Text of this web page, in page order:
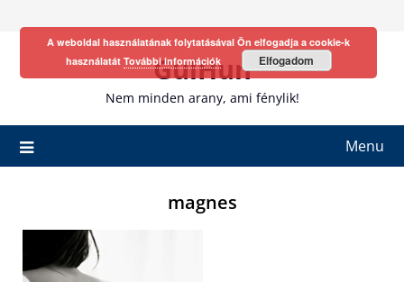
GulHun
Nem minden arany, ami fénylik!
Menu
magnes
A weboldal használatának folytatásával Ön elfogadja a cookie-k
használatát További információk Elfogadom